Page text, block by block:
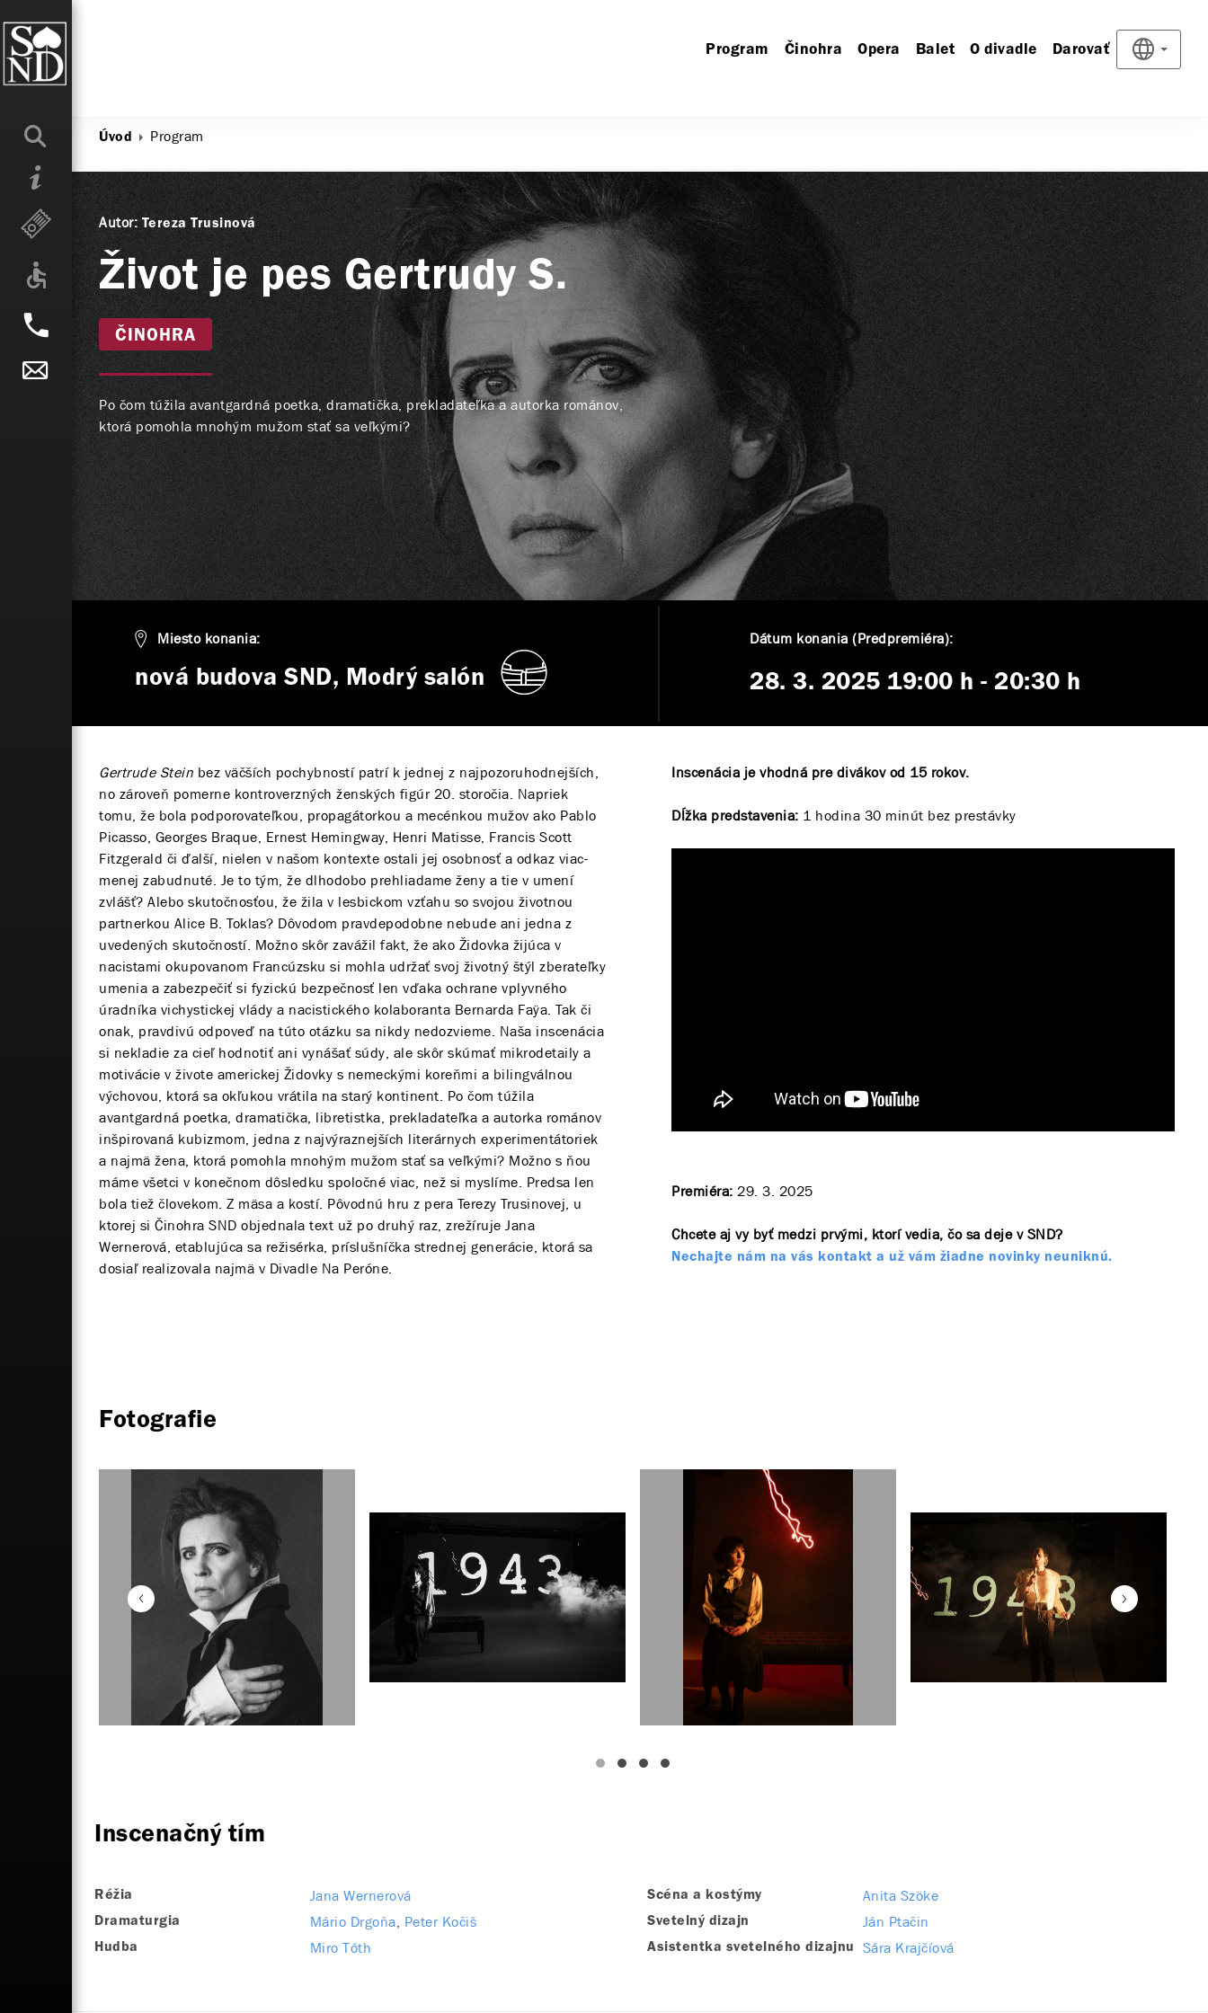
Program Činohra Opera Balet O divadle Darovať
Úvod Program
Autor: Tereza Trusinová
Život je pes Gertrudy S.
ČINOHRA
Po čom túžila avantgardná poetka, dramatička, prekladateľka a autorka románov,
ktorá pomohla mnohým mužom stať sa veľkými?
Miesto konania:
nová budova SND, Modrý salón
Dátum konania (Predpremiéra):
28. 3. 2025 19:00 h - 20:30 h
Gertrude Stein bez väčších pochybností patrí k jednej z najpozoruhodnejších,
no zároveň pomerne kontroverzných ženských figúr 20. storočia. Napriek
tomu, že bola podporovateľkou, propagátorkou a mecénkou mužov ako Pablo
Picasso, Georges Braque, Ernest Hemingway, Henri Matisse, Francis Scott
Fitzgerald či ďalší, nielen v našom kontexte ostali jej osobnosť a odkaz viac-
menej zabudnuté. Je to tým, že dlhodobo prehliadame ženy a tie v umení
zvlášť? Alebo skutočnosťou, že žila v lesbickom vzťahu so svojou životnou
partnerkou Alice B. Toklas? Dôvodom pravdepodobne nebude ani jedna z
uvedených skutočností. Možno skôr zavážil fakt, že ako Židovka žijúca v
nacistami okupovanom Francúzsku si mohla udržať svoj životný štýl zberateľky
umenia a zabezpečiť si fyzickú bezpečnosť len vďaka ochrane vplyvného
úradníka vichystickej vlády a nacistického kolaboranta Bernarda Faÿa. Tak či
onak, pravdivú odpoveď na túto otázku sa nikdy nedozvieme. Naša inscenácia
si nekladie za cieľ hodnotiť ani vynášať súdy, ale skôr skúmať mikrodetaily a
motivácie v živote americkej Židovky s nemeckými koreňmi a bilingválnou
výchovou, ktorá sa okľukou vrátila na starý kontinent. Po čom túžila
avantgardná poetka, dramatička, libretistka, prekladateľka a autorka románov
inšpirovaná kubizmom, jedna z najvýraznejších literárnych experimentátoriek
a najmä žena, ktorá pomohla mnohým mužom stať sa veľkými? Možno s ňou
máme všetci v konečnom dôsledku spoločné viac, než si myslíme. Predsa len
bola tiež človekom. Z mäsa a kostí. Pôvodnú hru z pera Terezy Trusinovej, u
ktorej si Činohra SND objednala text už po druhý raz, zrežíruje Jana
Wernerová, etablujúca sa režisérka, príslušníčka strednej generácie, ktorá sa
dosiaľ realizovala najmä v Divadle Na Peróne.
Inscenácia je vhodná pre divákov od 15 rokov.
Dĺžka predstavenia: 1 hodina 30 minút bez prestávky
Premiéra: 29. 3. 2025
Chcete aj vy byť medzi prvými, ktorí vedia, čo sa deje v SND?
Nechajte nám na vás kontakt a už vám žiadne novinky neuniknú.
Fotografie
Inscenačný tím
Réžia Jana Wernerová
Dramaturgia Mário Drgoňa Peter Kočiš
Hudba Miro Tóth
Scéna a kostýmy Anita Szöke
Svetelný dizajn Ján Ptačin
Asistentka svetelného dizajnu Sára Krajčíová